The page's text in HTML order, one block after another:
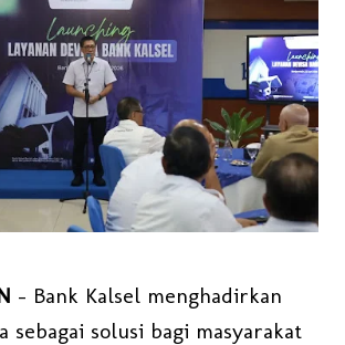
– Bank Kalsel menghadirkan
sebagai solusi bagi masyarakat